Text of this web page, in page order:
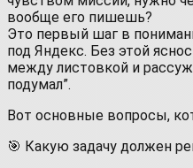
вообще его пишешь?
Это первый шаг в
под Яндекс. Без этой
между листовкой и
подумал”.
Вот основные вопросы,
🎯 Какую задачу должен